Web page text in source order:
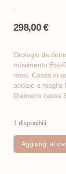
298,00€
Orologio da
movimento Eco-
mesi. Cassa in
acciaio a maglia
Diametro cassa
1 disponibili
Aggiungi al